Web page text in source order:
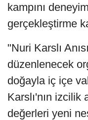
kampını
gerçekleştirme
"Nuri Karslı
düzenlenecek
doğayla iç içe
Karslı'nın izcilik
değerleri yeni